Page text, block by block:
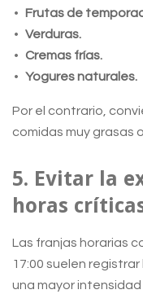
Frutas de
Verduras.
Cremas frías.
Yogures naturales.
Por el contrario,
comidas muy grasas
5. Evitar la
horas
Las franjas horarias
17:00 suelen
una mayor